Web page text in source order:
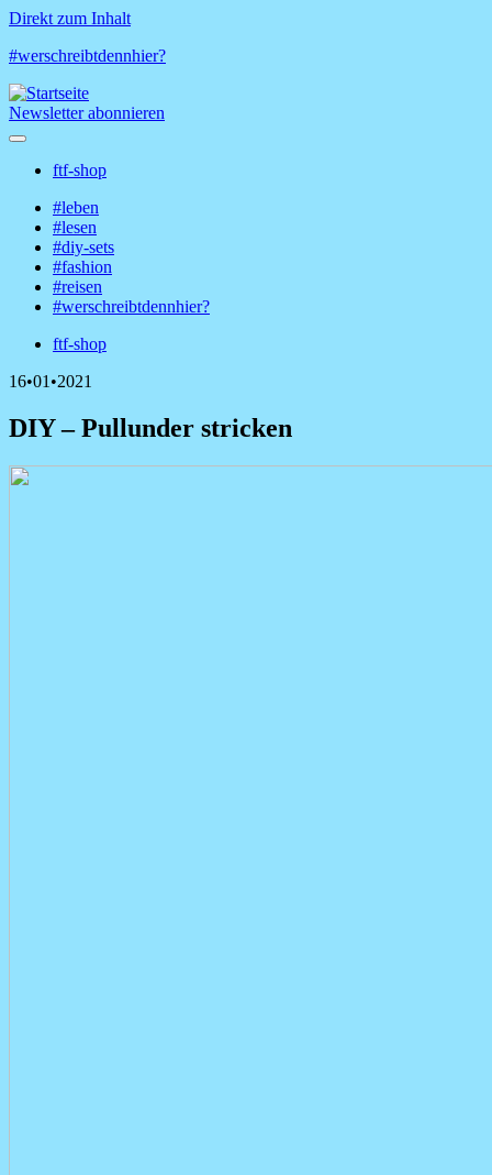
Direkt zum Inhalt
#werschreibtdennhier?
Newsletter abonnieren
Menü
ftf-shop
Hauptnavigation
#leben
#lesen
#diy-sets
#fashion
#reisen
#werschreibtdennhier?
Menü
ftf-shop
16•01•2021
DIY – Pullunder stricken